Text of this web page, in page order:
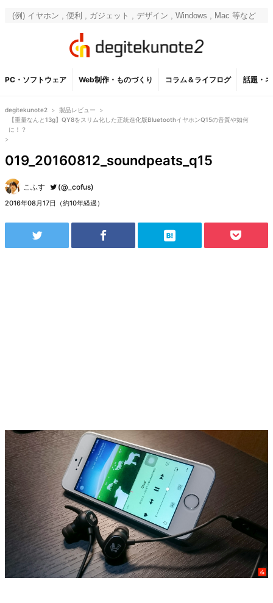
PC・ソフトウェア Web制作・ものづくり コラム＆ライフログ 話題・
degitekunote2 > 製品レビュー
>
【重量なんと13g】QY8をスリム化した正統進化版BluetoothイヤホンQ15の音質や如何
に！？
>
019_20160812_soundpeats_q15
こふす (@_cofus)
2016年08月17日（約10年経過）